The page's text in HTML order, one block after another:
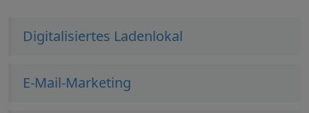
Digitalisiertes Ladenlokal
E-Mail-Marketing